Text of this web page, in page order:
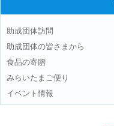
助成団体訪問
助成団体の皆さまから
食品の寄贈
みらいたまご便り
イベント情報